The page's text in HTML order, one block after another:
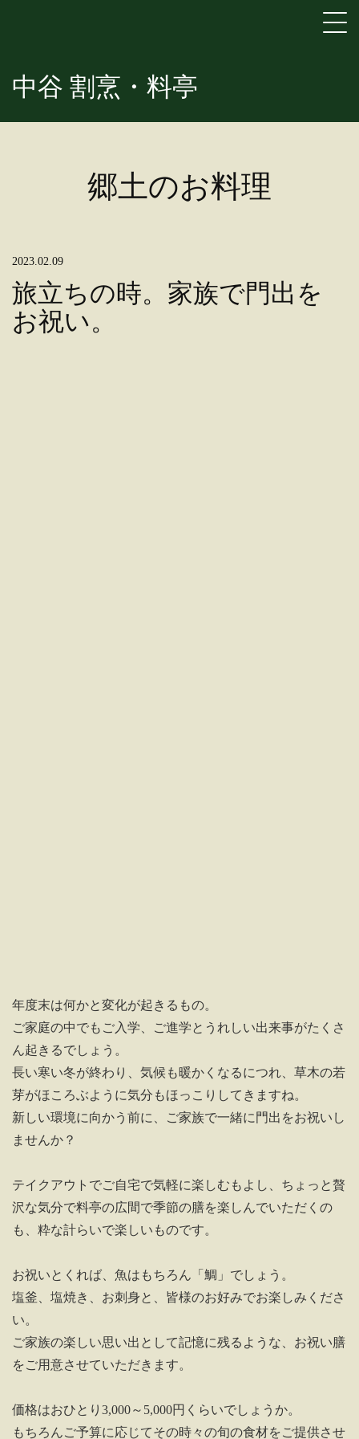
中谷 割烹・料亭
郷土のお料理
2023.02.09
旅立ちの時。家族で門出を
お祝い。
年度末は何かと変化が起きるもの。
ご家庭の中でもご入学、ご進学とうれしい出来事がたくさ
ん起きるでしょう。
長い寒い冬が終わり、気候も暖かくなるにつれ、草木の若
芽がほころぶように気分もほっこりしてきますね。
新しい環境に向かう前に、ご家族で一緒に門出をお祝いし
ませんか？
テイクアウトでご自宅で気軽に楽しむもよし、ちょっと贅
沢な気分で料亭の広間で季節の膳を楽しんでいただくの
も、粋な計らいで楽しいものです。
お祝いとくれば、魚はもちろん「鯛」でしょう。
塩釜、塩焼き、お刺身と、皆様のお好みでお楽しみくださ
い。
ご家族の楽しい思い出として記憶に残るような、お祝い膳
をご用意させていただきます。
価格はおひとり3,000～5,000円くらいでしょうか。
もちろんご予算に応じてその時々の旬の食材をご提供させ